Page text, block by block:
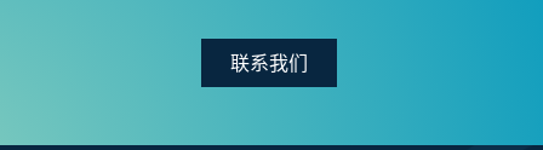
联系我们